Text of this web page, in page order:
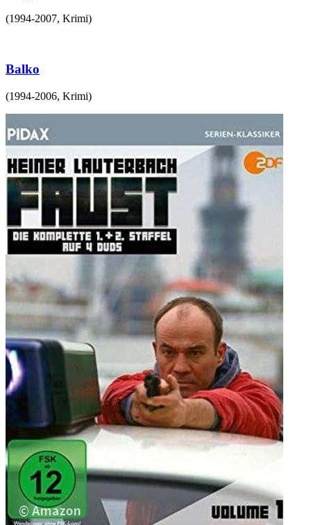
(1994-2007, Krimi)
Balko
(1994-2006, Krimi)